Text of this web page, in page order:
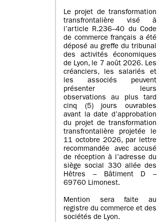
Le projet de transformation
transfrontalière visé à
l’article R.236–40 du Code
de commerce français a été
déposé au greffe du tribunal
des activités économiques
de Lyon, le 7 août 2026. Les
créanciers, les salariés et
les associés peuvent
présenter leurs
observations au plus tard
cinq (5) jours ouvrables
avant la date d’approbation
du projet de transformation
transfrontalière projetée le
11 octobre 2026, par lettre
recommandée avec accusé
de réception à l’adresse du
siège social 330 allée des
Hêtres – Bâtiment D –
69760 Limonest.
Mention sera faite au
registre du commerce et des
sociétés de Lyon.